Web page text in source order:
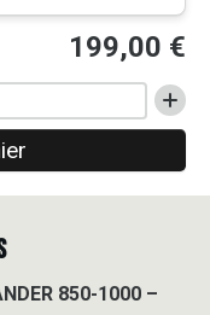
199,00 €
850-1000 –